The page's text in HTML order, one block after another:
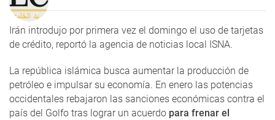
Irán introdujo por primera vez el domingo el uso de tarjetas
de crédito, reportó la agencia de noticias local ISNA.
La república islámica busca aumentar la producción de
petróleo e impulsar su economía. En enero las potencias
occidentales rebajaron las sanciones económicas contra el
país del Golfo tras lograr un acuerdo para frenar el